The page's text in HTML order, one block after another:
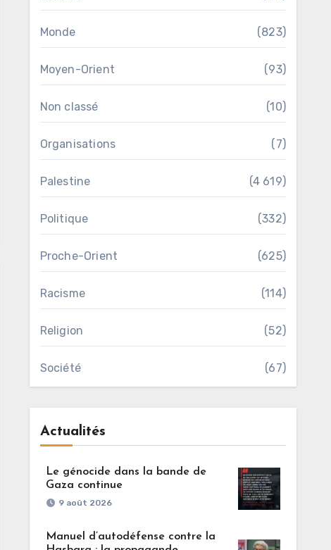
Monde (823)
Moyen-Orient (93)
Non classé (10)
Organisations (7)
Palestine (4 619)
Politique (332)
Proche-Orient (625)
Racisme (114)
Religion (52)
Société (67)
Actualités
Le génocide dans la bande de
Gaza continue
9 août 2026
Manuel d’autodéfense contre la